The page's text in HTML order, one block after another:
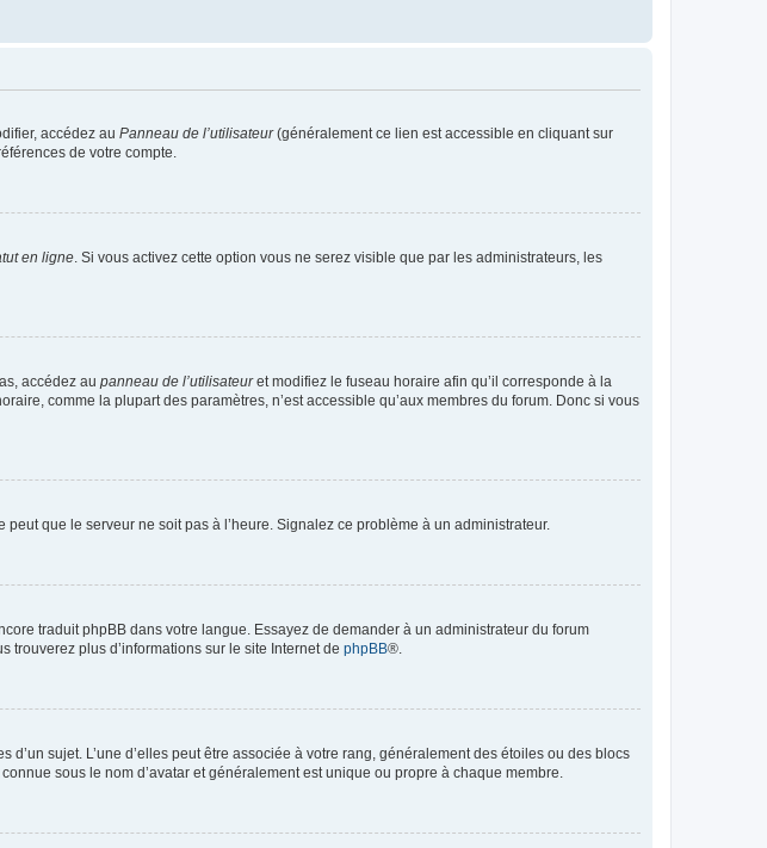
accédez au Panneau de l’utilisateur(généralement ce lien est accessible en cliquant sur
de votre compte.
en ligne . Si vous activez cette option vous ne serez visible que par les administrateurs, les
accédez au panneau de l’utilisateuret modifiez le fuseau horaire afin qu’il corresponde à la
comme la plupart des paramètres, n’est accessible qu’aux membres du forum. Donc si vous
que le serveur ne soit pas à l’heure. Signalez ce problème à un administrateur.
traduit phpBB dans votre langue. Essayez de demander à un administrateur du forum
trouverez plus d’informations sur le site Internet de phpBB®.
sujet. L’une d’elles peut être associée à votre rang, généralement des étoiles ou des blocs
sous le nom d’avatar et généralement est unique ou propre à chaque membre.